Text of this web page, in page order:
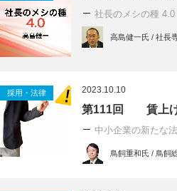
社長のメシの種 4.0
高島健一氏 / 社長
採用・法律 2023.10.10
第111回 賃上げ
中小企業の新たな
鳥飼重和氏 / 鳥飼